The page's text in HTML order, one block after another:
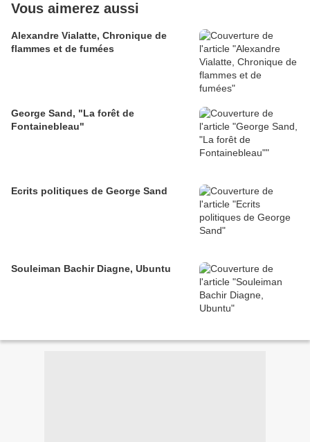
Vous aimerez aussi
Alexandre Vialatte, Chronique de
flammes et de fumées
George Sand, "La forêt de
Fontainebleau"
Ecrits politiques de George Sand
Souleiman Bachir Diagne, Ubuntu